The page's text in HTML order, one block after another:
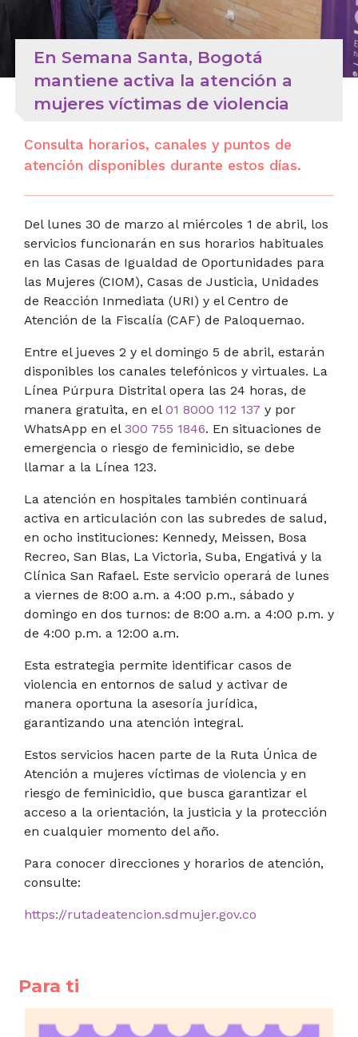
En Semana Santa, Bogotá
mantiene activa la atención a
mujeres víctimas de violencia
Consulta horarios, canales y puntos de
atención disponibles durante estos días.
Del lunes 30 de marzo al miércoles 1 de abril, los
servicios funcionarán en sus horarios habituales
en las Casas de Igualdad de Oportunidades para
las Mujeres (CIOM), Casas de Justicia, Unidades
de Reacción Inmediata (URI) y el Centro de
Atención de la Fiscalía (CAF) de Paloquemao.
Entre el jueves 2 y el domingo 5 de abril, estarán
disponibles los canales telefónicos y virtuales. La
Línea Púrpura Distrital opera las 24 horas, de
manera gratuita, en el 01 8000 112 137 y por
WhatsApp en el 300 755 1846. En situaciones de
emergencia o riesgo de feminicidio, se debe
llamar a la Línea 123.
La atención en hospitales también continuará
activa en articulación con las subredes de salud,
en ocho instituciones: Kennedy, Meissen, Bosa
Recreo, San Blas, La Victoria, Suba, Engativá y la
Clínica San Rafael. Este servicio operará de lunes
a viernes de 8:00 a.m. a 4:00 p.m., sábado y
domingo en dos turnos: de 8:00 a.m. a 4:00 p.m. y
de 4:00 p.m. a 12:00 a.m.
Esta estrategia permite identificar casos de
violencia en entornos de salud y activar de
manera oportuna la asesoría jurídica,
garantizando una atención integral.
Estos servicios hacen parte de la Ruta Única de
Atención a mujeres víctimas de violencia y en
riesgo de feminicidio, que busca garantizar el
acceso a la orientación, la justicia y la protección
en cualquier momento del año.
Para conocer direcciones y horarios de atención,
consulte:
https://rutadeatencion.sdmujer.gov.co
Para ti